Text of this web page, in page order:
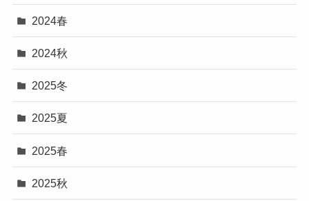
2024春
2024秋
2025冬
2025夏
2025春
2025秋